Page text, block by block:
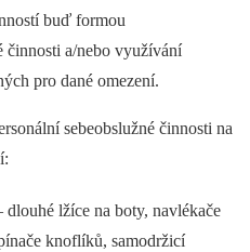
buď formou
činnosti a/nebo využívání
pro dané omezení.
sebeobslužné činnosti na
lžíce na boty, navlékače
knoflíků, samodržicí